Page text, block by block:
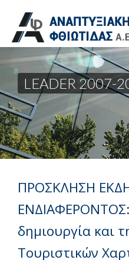
LEADER 2007-
ΠΡΟΣΚΛΗΣΗ
δημιουργία και
Τουριστικών